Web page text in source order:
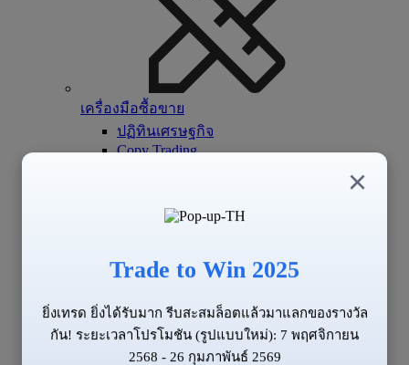
เครื่องมือซื้อขาย
ปฏิทินเศรษฐกิจ
Copy Trading
ข้อมูลของตลาด
ข่าวสาร
×
Trade to Win 2025
ยิ่งเทรด ยิ่งได้รับมาก รีบสะสมล็อตแล้วมาแลกของรางวัล
กัน! ระยะเวลาโปรโมชัน (รูปแบบใหม่): 7 พฤศจิกายน
2568 - 26 กุมภาพันธ์ 2569